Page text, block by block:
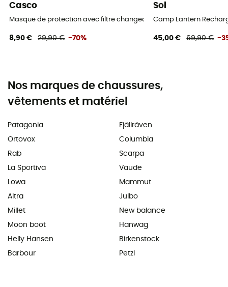
Casco
Masque de protection avec filtre changeable
8,90 € 29,90 € -70%
Sol
Camp Lantern
45,00 € 69,90 € -
Nos marques de chaussures,
vêtements et matériel
Patagonia
Ortovox
Rab
La Sportiva
Lowa
Altra
Millet
Moon boot
Helly Hansen
Barbour
Fjällräven
Columbia
Scarpa
Vaude
Mammut
Julbo
New balance
Hanwag
Birkenstock
Petzl